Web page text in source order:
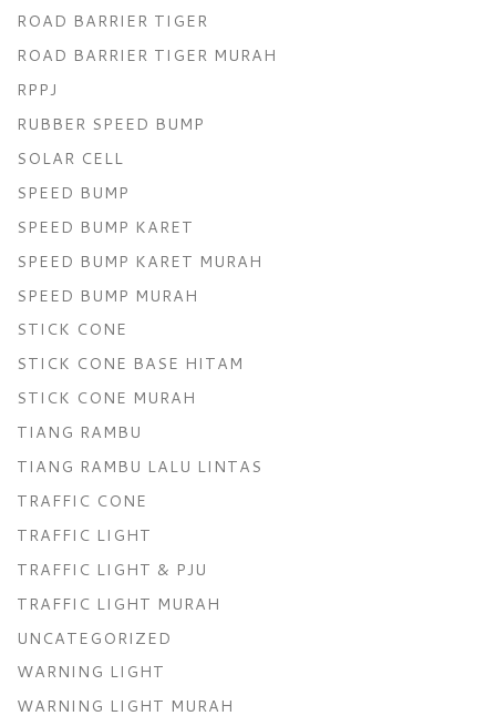
ROAD BARRIER TIGER
ROAD BARRIER TIGER MURAH
RPPJ
RUBBER SPEED BUMP
SOLAR CELL
SPEED BUMP
SPEED BUMP KARET
SPEED BUMP KARET MURAH
SPEED BUMP MURAH
STICK CONE
STICK CONE BASE HITAM
STICK CONE MURAH
TIANG RAMBU
TIANG RAMBU LALU LINTAS
TRAFFIC CONE
TRAFFIC LIGHT
TRAFFIC LIGHT & PJU
TRAFFIC LIGHT MURAH
UNCATEGORIZED
WARNING LIGHT
WARNING LIGHT MURAH